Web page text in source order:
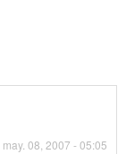
may. 08, 2007 - 05:05